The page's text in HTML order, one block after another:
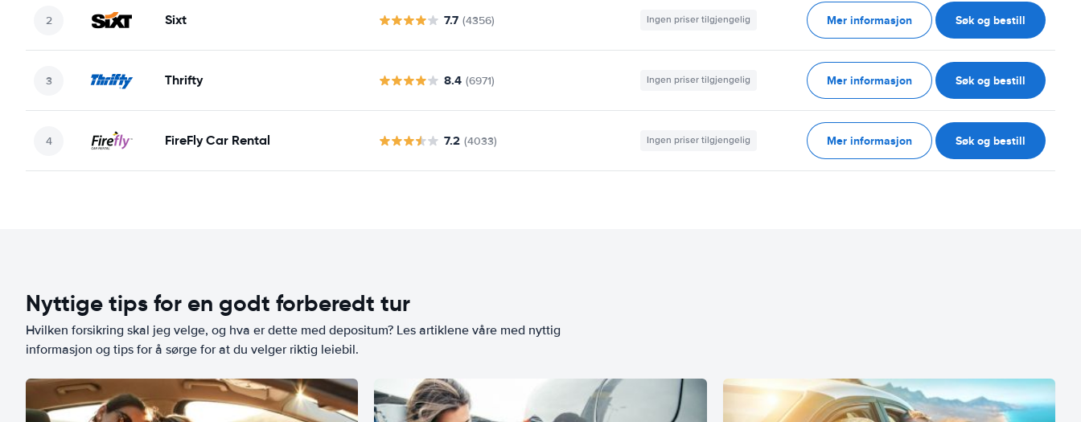
Sixt 7.7 (4356) Ingen priser tilgjengelig Mer informasjon Søk og bestill
Thrifty 8.4 (6971) Ingen priser tilgjengelig Mer informasjon Søk og bestill
FireFly Car Rental 7.2 (4033) Ingen priser tilgjengelig Mer informasjon Søk og bestill
Nyttige tips for en godt forberedt tur
Hvilken forsikring skal jeg velge, og hva er dette med depositum? Les artiklene våre med nyttig
informasjon og tips for å sørge for at du velger riktig leiebil.